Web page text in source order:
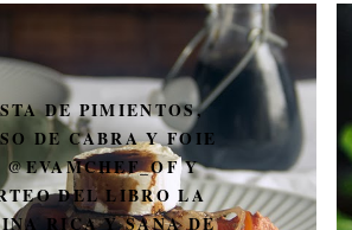
DE PIMIENTOS,
DE CABRA Y FOIE
@EVAMCHEF_OF Y
DEL LIBRO LA
RICA Y SANA DE